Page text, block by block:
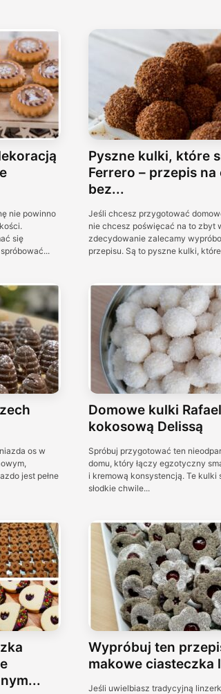
nie powinno
się
Pyszne kulki, które
Ferrero – przepis
bez...
Jeśli chcesz przygotować
nie chcesz poświęcać na to zbyt
zdecydowanie zalecamy
przepisu. Są to pyszne kulki,
os w
jest pełne
Domowe kulki
kokosową Delissą
Spróbuj przygotować ten
domu, który łączy egzotyczny
i kremową konsystencją. Te kulki
słodkie chwile...
Wypróbuj ten
makowe ciasteczka
Jeśli uwielbiasz tradycyjną